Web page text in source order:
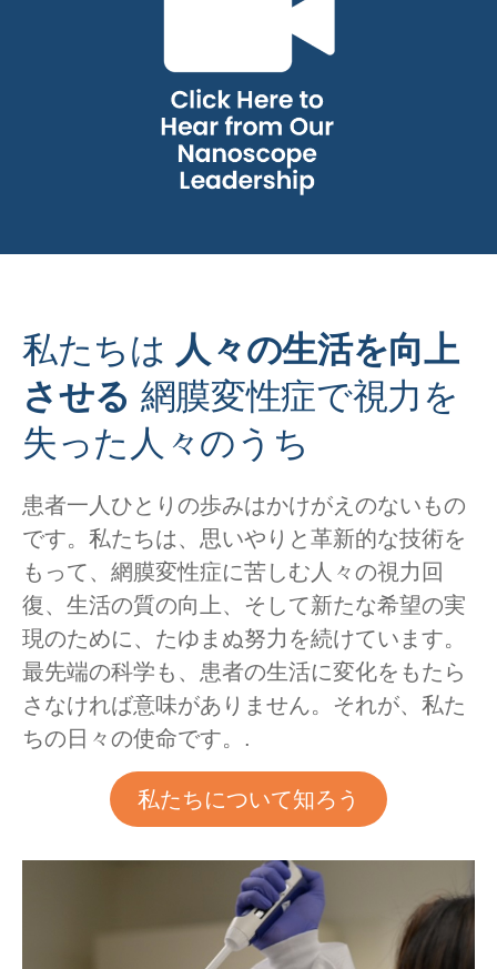
私たちは 人々の生活を向上
させる 網膜変性症で視力を
失った人々のうち
患者一人ひとりの歩みはかけがえのないもの
です。私たちは、思いやりと革新的な技術を
もって、網膜変性症に苦しむ人々の視力回
復、生活の質の向上、そして新たな希望の実
現のために、たゆまぬ努力を続けています。
最先端の科学も、患者の生活に変化をもたら
さなければ意味がありません。それが、私た
ちの日々の使命です。.
私たちについて知ろう